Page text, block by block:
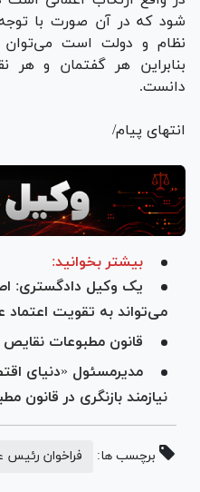
شود که در آن صورت با
نظام و دولت است
بنابراین هر گفتمان و هر
دانست.
انتهای پیام/
بیشتر بخوانید:
یک وکیل دادگستری:
می‌تواند به تقویت
قانون مطبوعات نقایص
مدیرمسئول «دنیای
نیازمند بازنگری در قانون
برچسب ها: فراخوان رئیس